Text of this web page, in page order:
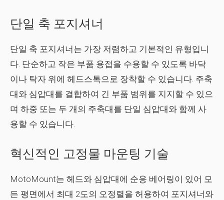
단일 축 포지셔너
단일 축 포지셔너는 가장 저렴하고 기본적인 유형입니
다. 단순하고 작은 부품 용접을 수용할 수 있도록 바닥
이나 탁자 위에 헤드스톡으로 장착할 수 있습니다. 주축
대와 심압대를 결합하여 긴 부품 범위를 지지할 수 있으
며 하중 또는 두 개의 주축대를 단일 심압대와 함께 사
용할 수 있습니다.
혁신적인 고정물 마운팅 기술
MotoMount는 헤드와 심압대에 순응 베어링이 있어 모
든 평면에서 최대 2도의 오정렬을 허용하여 포지셔너와